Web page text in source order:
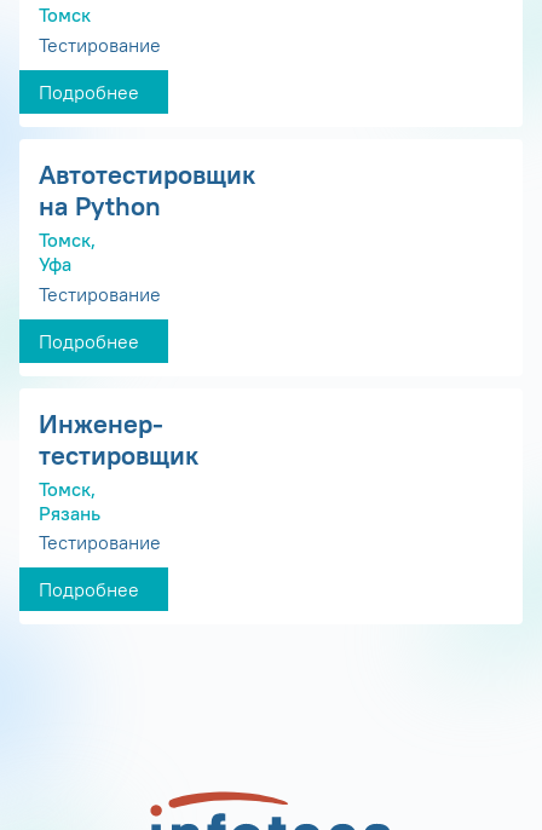
Томск
Тестирование
Подробнее
Автотестировщик
на Python
Томск,
Уфа
Тестирование
Подробнее
Инженер-
тестировщик
Томск,
Рязань
Тестирование
Подробнее